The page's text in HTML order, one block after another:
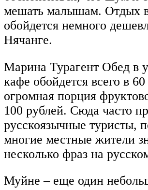
мешать малышам. Отдых
обойдется немного
Нячанге.
Марина Турагент Обед в
кафе обойдется всего в
огромная порция
100 рублей. Сюда часто
русскоязычные туристы,
многие местные жители
несколько фраз на
Муйне – еще один